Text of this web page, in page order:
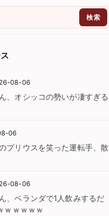
08-06
、オシッコの勢いが凄すぎる
06
プリウスを笑った運転手、散
08-06
、ベランダで1人飲みするだ
ｗｗｗｗｗ